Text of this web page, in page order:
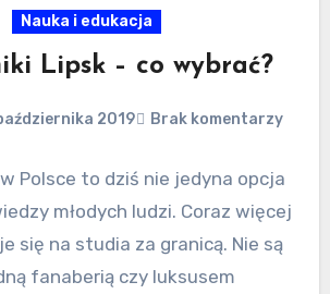
Nauka i edukacja
Lipsk – co wybrać?
2019 Brak komentarzy
Polsce to dziś nie jedyna opcja
młodych ludzi. Coraz więcej
się na studia za granicą. Nie są
fanaberią czy luksusem